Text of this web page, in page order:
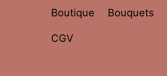
Boutique Bouquets
CGV